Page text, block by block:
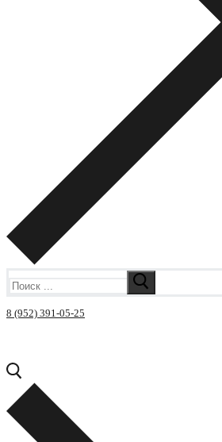
8 (952) 391-05-25